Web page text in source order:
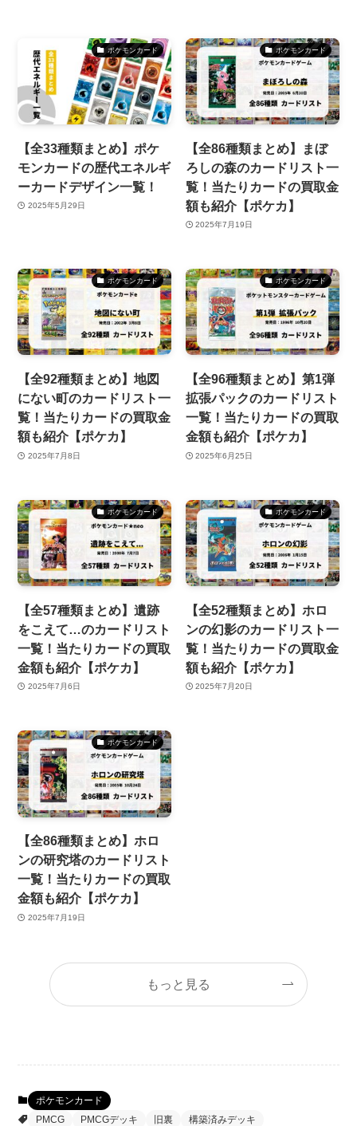
ポケモンカード
【全33種類まとめ】ポケ
モンカードの歴代エネルギ
ーカードデザイン一覧！
2025年5月29日
ポケモンカード
【全86種類まとめ】まぼ
ろしの森のカードリスト一
覧！当たりカードの買取金
額も紹介【ポケカ】
2025年7月19日
ポケモンカード
【全92種類まとめ】地図
にない町のカードリスト一
覧！当たりカードの買取金
額も紹介【ポケカ】
2025年7月8日
ポケモンカード
【全96種類まとめ】第1弾
拡張パックのカードリスト
一覧！当たりカードの買取
金額も紹介【ポケカ】
2025年6月25日
ポケモンカード
【全57種類まとめ】遺跡
をこえて…のカードリスト
一覧！当たりカードの買取
金額も紹介【ポケカ】
2025年7月6日
ポケモンカード
【全52種類まとめ】ホロ
ンの幻影のカードリスト一
覧！当たりカードの買取金
額も紹介【ポケカ】
2025年7月20日
ポケモンカード
【全86種類まとめ】ホロ
ンの研究塔のカードリスト
一覧！当たりカードの買取
金額も紹介【ポケカ】
2025年7月19日
もっと見る
ポケモンカード
PMCG
PMCGデッキ 旧裏 構築済みデッキ